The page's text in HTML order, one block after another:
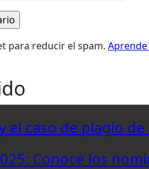
para reducir el spam.
el caso de plagio
Conoce los